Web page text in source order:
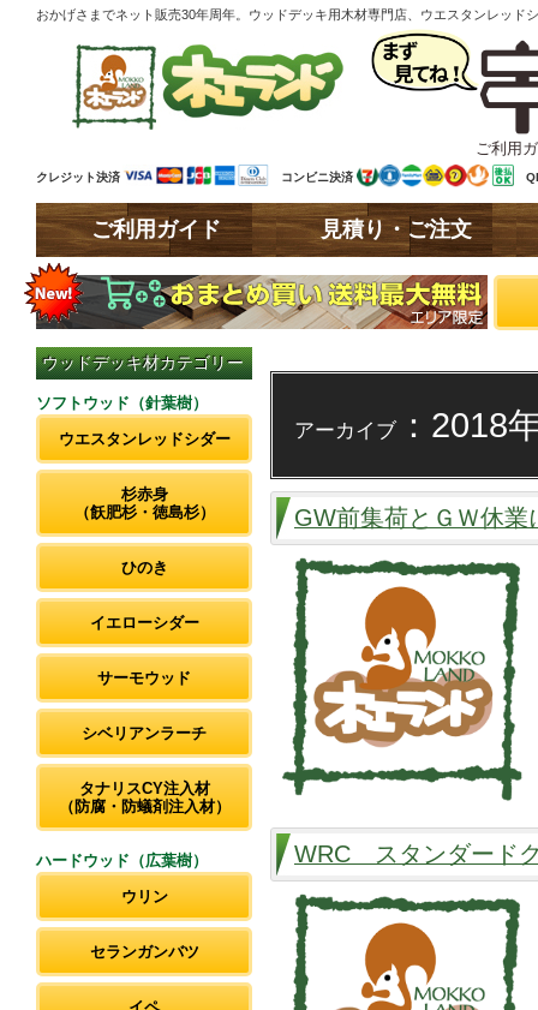
おかげさまでネット販売30年周年。ウッドデッキ用木材専門店、ウエスタンレッ
ご利用
クレジット決済 コンビニ決済
ご利用ガイド 見積り・ご注文
ウッドデッキ材カテゴリー
ソフトウッド（針葉樹）
ウエスタンレッドシダー
杉赤身
（飫肥杉・徳島杉）
ひのき
イエローシダー
サーモウッド
シベリアンラーチ
タナリスCY注入材
（防腐・防蟻剤注入材）
ハードウッド（広葉樹）
ウリン
セランガンバツ
アーカイブ：2018
GW前集荷とＧＷ休業
WRC スタンダード